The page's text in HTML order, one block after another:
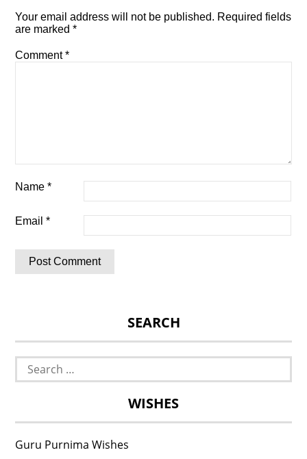
Your email address will not be published. Required fields
are marked*
Comment*
Name*
Email*
SEARCH
Search
for:
WISHES
Guru Purnima Wishes